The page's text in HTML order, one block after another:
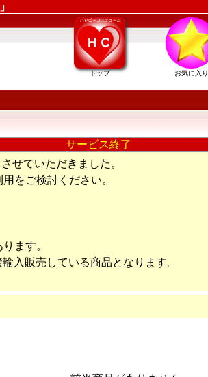
トップ お気に入り
サービス終了
せていただきました。
をご検討ください。
ます。
入販売している商品となります。